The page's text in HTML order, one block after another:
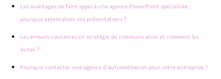
Les avantages de faire appel à une agence PowerPoint spécialisée :
pourquoi externaliser vos présentations ?
Les erreurs courantes en stratégie de communication et comment les
éviter ?
Pourquoi contacter une agence d’automatisation pour votre entreprise ?